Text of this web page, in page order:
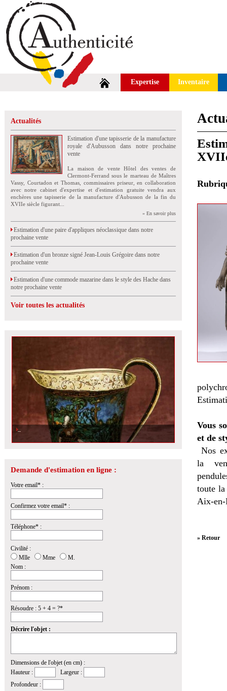
Expertise Inventaire
Actualités
Estimation d'une tapisserie de la manufacture
royale d'Aubusson dans notre prochaine
vente
La maison de vente Hôtel des ventes de
Clermont-Ferrand sous le marteau de Maîtres
Vassy, Courtadon et Thomas, commissaires priseur, en collaboration
avec notre cabinet d'expertise et d'estimation gratuite vendra aux
enchères une tapisserie de la manufacture d'Aubusson de la fin du
XVIIe siècle figurant...
» En savoir plus
Estimation d'une paire d'appliques néoclassique dans notre
prochaine vente
Estimation d'un bronze signé Jean-Louis Grégoire dans notre
prochaine vente
Estimation d'une commode mazarine dans le style des Hache dans
notre prochaine vente
Voir toutes les actualités
Demande d'estimation en ligne :
Votre email* :
Confirmez votre email* :
Téléphone* :
Civilité :
Mlle
Mme
M.
Nom :
Prénom :
Résoudre : 5 + 4 = ?*
Décrire l'objet :
Dimensions de l'objet (en cm) :
Hauteur :
Largeur :
Profondeur :
Vous
et de
Nos
la
toute
Aix-en-
» Retour